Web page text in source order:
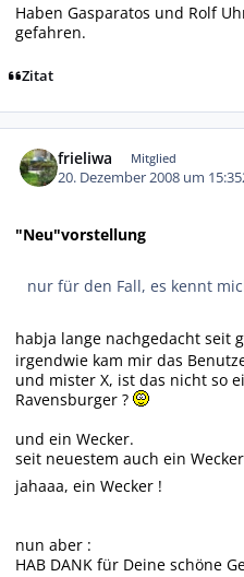
Haben Gasparatos und Rolf
gefahren.
Zitat
frieliwa Mitglied
20. Dezember 2008 um 15:35
"Neu"vorstellung
nur für den Fall, es kennt
habja lange nachgedacht seit
irgendwie kam mir das
und mister X, ist das nicht so
Ravensburger ?
und ein Wecker.
seit neuestem auch ein Wecker
jahaaa, ein Wecker !
nun aber :
HAB DANK für Deine schöne